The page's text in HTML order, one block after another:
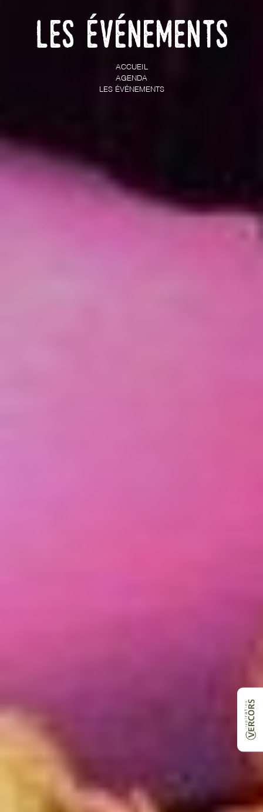
Les événements
ACCUEIL
AGENDA
LES ÉVÉNEMENTS